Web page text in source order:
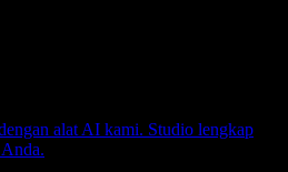
alat AI kami. Studio lengkap